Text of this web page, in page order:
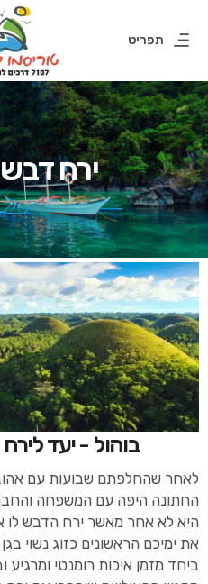
תפריט
ירח
בוהול - יעד
לאחר שהחלפתם שבועות עם
החתונה היפה עם המשפחה
היא לא אחר מאשר ירח הדבש לו
את ימיכם הראשונים כזוג נשוי
ביחד מזמן איכות רומנטי